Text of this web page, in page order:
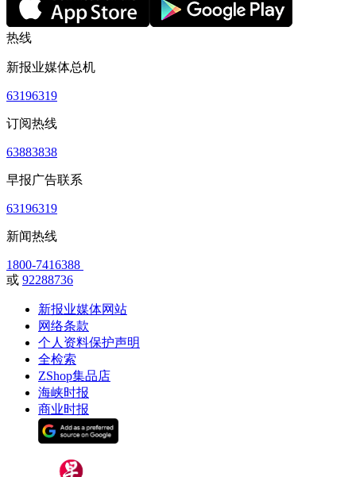
热线
新报业媒体总机
63196319
订阅热线
63883838
早报广告联系
63196319
新闻热线
1800-7416388
或 92288736
新报业媒体网站
网络条款
个人资料保护声明
全检索
ZShop集品店
海峡时报
商业时报